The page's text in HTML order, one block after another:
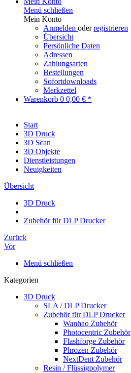
Menü schließen
Mein Konto
Anmelden oderregistrieren
Übersicht
Persönliche Daten
Adressen
Zahlungsarten
Bestellungen
Sofortdownloads
Merkzettel
Warenkorb 0 0,00 € *
Start
3D Druck
3D Scan
3D Objekte
Dienstleistungen
Neuigkeiten
Übersicht
3D Druck
Zubehör für DLP Drucker
Zurück
Vor
Menü schließen
Kategorien
3D Druck
SLA / DLP Drucker
Zubehör für DLP Drucker
Wanhao Zubehör
Photocentric Zubehör
Flashforge Zubehör
Phrozen Zubehör
NextDent Zubehör
Resin / Flüssigpolymer